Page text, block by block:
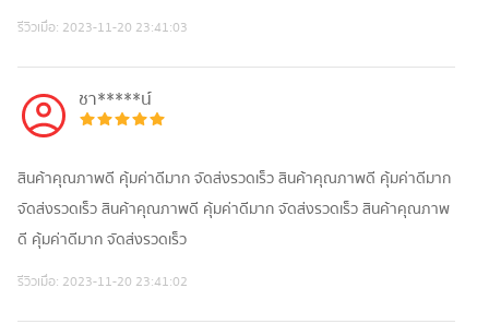
รีวิวเมื่อ: 2023-11-20 23:41:03
ชา*****น์
สินค้าคุณภาพดี คุ้มค่าดีมาก จัดส่งรวดเร็ว สินค้าคุณภาพดี คุ้มค่าดีมาก
จัดส่งรวดเร็ว สินค้าคุณภาพดี คุ้มค่าดีมาก จัดส่งรวดเร็ว สินค้าคุณภาพ
ดี คุ้มค่าดีมาก จัดส่งรวดเร็ว
รีวิวเมื่อ: 2023-11-20 23:41:02